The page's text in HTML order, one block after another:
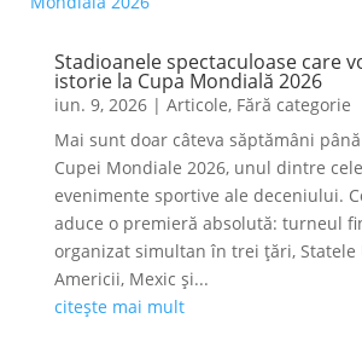
Stadioanele spectaculoase care
istorie la Cupa Mondială 2026
iun. 9, 2026| Articole, Fără categorie
Mai sunt doar câteva săptămâni
Cupei Mondiale 2026, unul dintre
evenimente sportive ale deceniului.
aduce o premieră absolută: turneul
organizat simultan în trei țări, Statele
Americii, Mexic și...
citește mai mult